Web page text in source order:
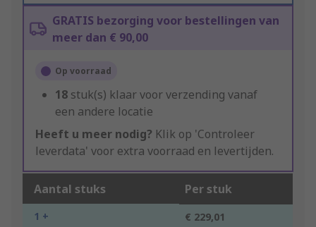
GRATIS bezorging voor bestellingen van
meer dan € 90,00
Op voorraad
18 stuk(s) klaar voor verzending vanaf
een andere locatie
Heeft u meer nodig? Klik op 'Controleer
leverdata' voor extra voorraad en levertijden.
Aantal stuks Per stuk
1 + € 229,01